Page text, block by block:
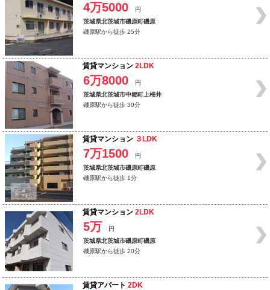
4万5000
円
茨城県北茨城市磯原町磯原
磯原駅から徒歩 25分
賃貸マンション 2LDK
6万8000
円
茨城県北茨城市中郷町上桜井
磯原駅から徒歩 30分
賃貸マンション ３LDK
7万1500
円
茨城県北茨城市磯原町磯原
磯原駅から徒歩 1分
賃貸マンション 2LDK
5万
円
茨城県北茨城市磯原町磯原
磯原駅から徒歩 20分
賃貸アパート 2DK